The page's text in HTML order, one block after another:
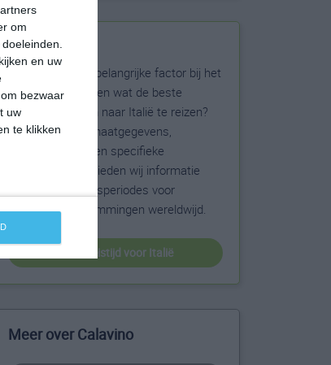
om
en uw
bezwaar
uw
te klikken
Beste reistijd
Het weer is een belangrijke factor bij het
reizen. Wil je weten wat de beste
maanden zijn om naar Italië te reizen?
Op basis van klimaatgegevens,
weersextremen en specifieke
weerinformatie bieden wij informatie
over de beste reisperiodes voor
duizenden bestemmingen wereldwijd.
beste reistijd voor Italië
Meer over Calavino